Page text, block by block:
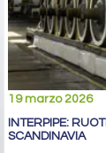
19 marzo 2026
INTERPIPE:
SCANDINAVIA